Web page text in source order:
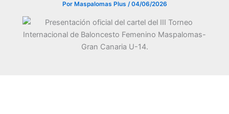
Por Maspalomas Plus /04/06/2026